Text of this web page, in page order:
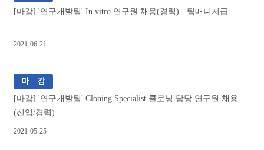
[마감] '연구개발팀' In vitro 연구원 채용(경력) - 팀매니저급
2021-06-21
[마감] '연구개발팀' Cloning Specialist 클로닝 담당 연구원 채용
(신입/경력)
2021-05-25